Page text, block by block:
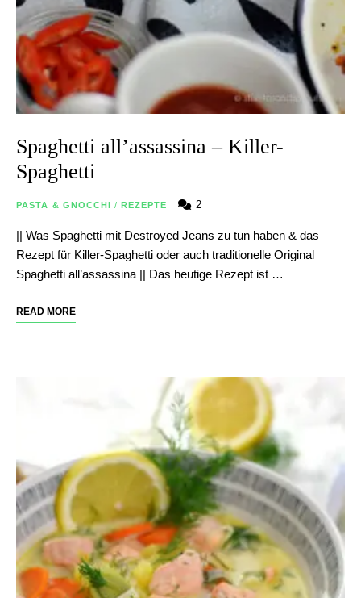
Spaghetti all’assassina – Killer-
Spaghetti
PASTA & GNOCCHI / REZEPTE 2
|| Was Spaghetti mit Destroyed Jeans zu tun haben & das
Rezept für Killer-Spaghetti oder auch traditionelle Original
Spaghetti all’assassina || Das heutige Rezept ist …
READ MORE